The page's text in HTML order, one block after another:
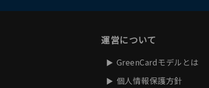
運営について
GreenCardモデルとは
個人情報保護方針